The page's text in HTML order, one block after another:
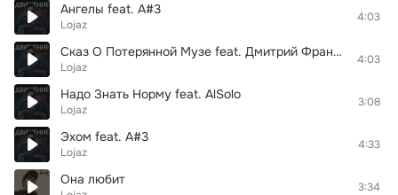
Ангелы feat. A#3
Lojaz
4:03
Сказ О Потерянной Музе feat. Дмитрий Француз
Lojaz
4:03
Надо Знать Норму feat. AlSolo
Lojaz
3:08
Эхом feat. A#3
Lojaz
4:33
Она любит 3:34